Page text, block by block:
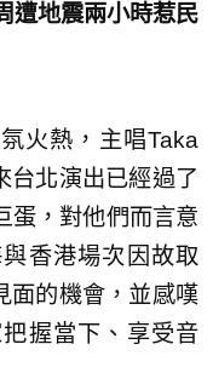
遭地震兩小時惹民
火熱，主唱Taka
台北演出已經過了
蛋，對他們而言意
香港場次因故取
面的機會，並感嘆
握當下、享受音